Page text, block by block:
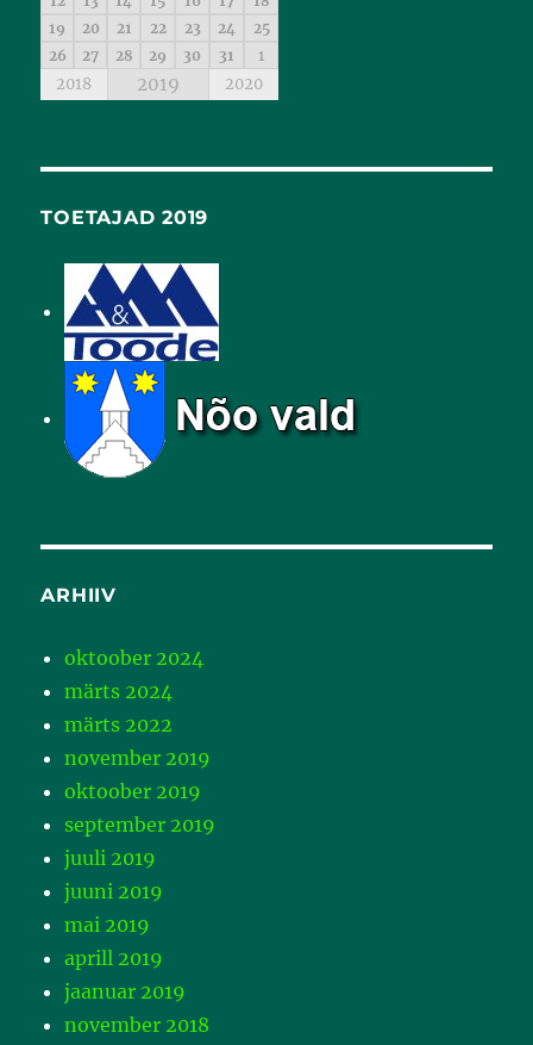
19
20 21 22 23 24
25
26
27 28 29 30 31 1
2018 2019 2020
TOETAJAD 2019
ARHIIV
oktoober 2024
märts 2024
märts 2022
november 2019
oktoober 2019
september 2019
juuli 2019
juuni 2019
mai 2019
aprill 2019
jaanuar 2019
november 2018